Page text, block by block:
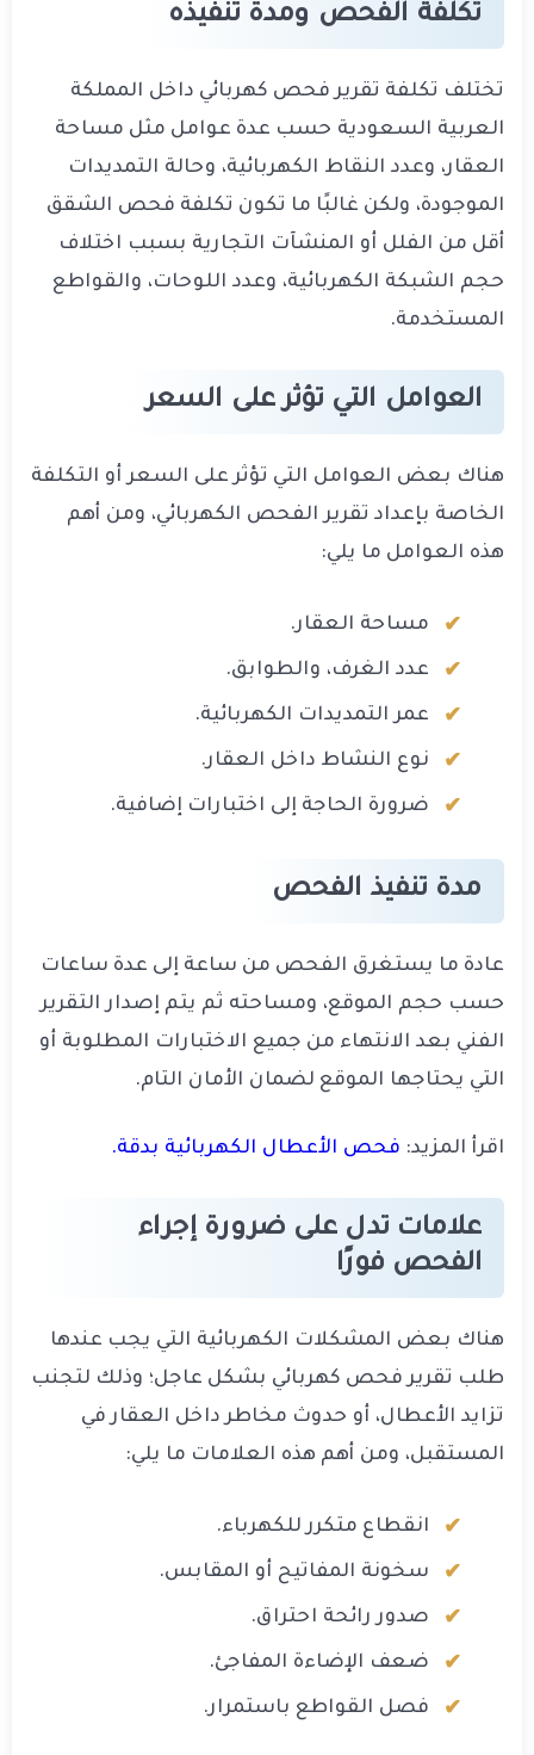
تكلفة الفحص ومدة تنفيذه
تختلف تكلفة تقرير فحص كهربائي داخل المملكة
العربية السعودية حسب عدة عوامل مثل مساحة
العقار، وعدد النقاط الكهربائية، وحالة التمديدات
الموجودة، ولكن غالبًا ما تكون تكلفة فحص الشقق
أقل من الفلل أو المنشآت التجارية بسبب اختلاف
حجم الشبكة الكهربائية، وعدد اللوحات، والقواطع
المستخدمة.
العوامل التي تؤثر على السعر
هناك بعض العوامل التي تؤثر على السعر أو التكلفة
الخاصة بإعداد تقرير الفحص الكهربائي، ومن أهم
هذه العوامل ما يلي:
مساحة العقار.
عدد الغرف، والطوابق.
عمر التمديدات الكهربائية.
نوع النشاط داخل العقار.
ضرورة الحاجة إلى اختبارات إضافية.
مدة تنفيذ الفحص
عادة ما يستغرق الفحص من ساعة إلى عدة ساعات
حسب حجم الموقع، ومساحته ثم يتم إصدار التقرير
الفني بعد الانتهاء من جميع الاختبارات المطلوبة أو
التي يحتاجها الموقع لضمان الأمان التام.
اقرأ المزيد: فحص الأعطال الكهربائية بدقة.
علامات تدل على ضرورة إجراء
الفحص فورًا
هناك بعض المشكلات الكهربائية التي يجب عندها
طلب تقرير فحص كهربائي بشكل عاجل؛ وذلك لتجنب
تزايد الأعطال، أو حدوث مخاطر داخل العقار في
المستقبل، ومن أهم هذه العلامات ما يلي:
انقطاع متكرر للكهرباء.
سخونة المفاتيح أو المقابس.
صدور رائحة احتراق.
ضعف الإضاءة المفاجئ.
فصل القواطع باستمرار.